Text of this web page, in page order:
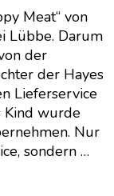
Meat“ von
Lübbe. Darum
der
der Hayes
Lieferservice
Kind wurde
Nur
sondern …